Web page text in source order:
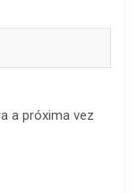
a próxima vez